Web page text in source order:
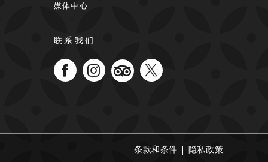
媒体中心
联系我们
条款和条件 隐私政策